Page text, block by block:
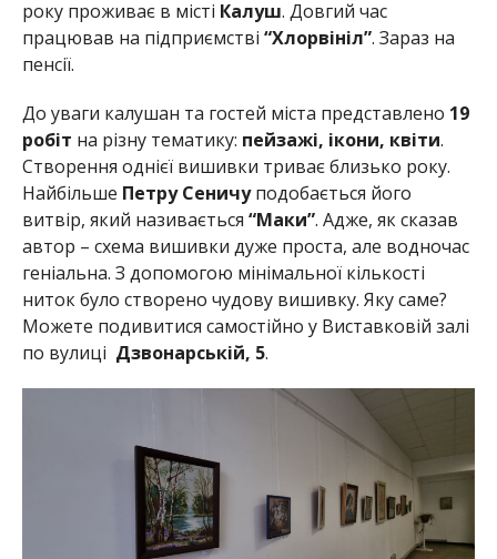
року проживає в місті Калуш. Довгий час
працював на підприємстві “Хлорвініл”. Зараз на
пенсії.
До уваги калушан та гостей міста представлено 19
робіт на різну тематику: пейзажі, ікони, квіти.
Створення однієї вишивки триває близько року.
Найбільше Петру Сеничуподобається його
витвір, який називається “Маки”. Адже, як сказав
автор – схема вишивки дуже проста, але водночас
геніальна. З допомогою мінімальної кількості
ниток було створено чудову вишивку. Яку саме?
Можете подивитися самостійно у Виставковій залі
по вулиці Дзвонарській, 5.